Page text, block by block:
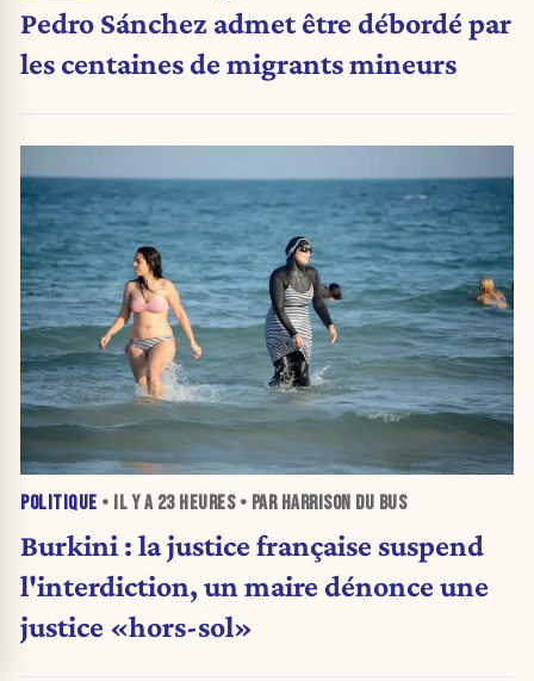
Pedro Sánchez admet être débordé par
les centaines de migrants mineurs
POLITIQUE • IL Y A 23 HEURES• PAR HARRISON DU BUS
Burkini : la justice française suspend
l'interdiction, un maire dénonce une
justice «hors-sol»